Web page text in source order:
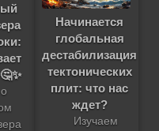
Начинается
глобальная
дестабилизация
тектонических
плит: что нас
ждет?
Изучаем